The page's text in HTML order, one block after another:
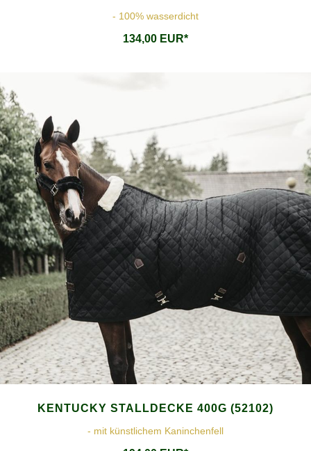
- 100% wasserdicht
134,00 EUR*
KENTUCKY STALLDECKE 400G (52102)
- mit künstlichem Kaninchenfell